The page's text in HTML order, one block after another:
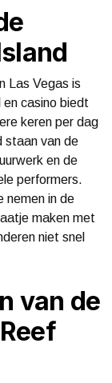
Las Vegas is
casino biedt
keren per dag
staan van de
en de
performers.
nemen in de
maken met
niet snel
van de